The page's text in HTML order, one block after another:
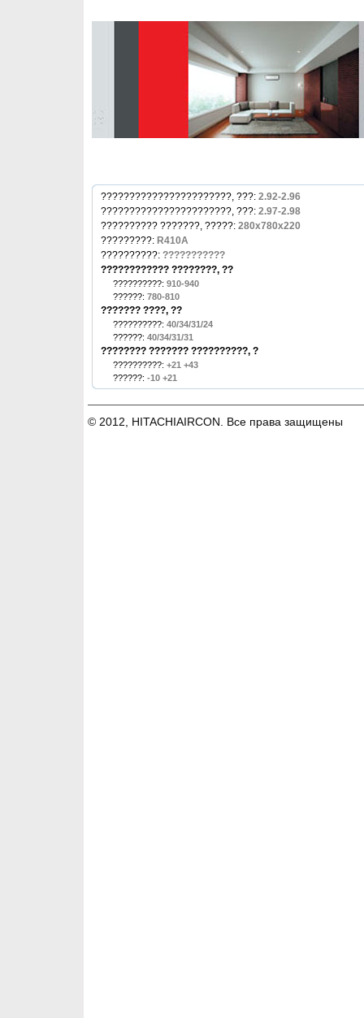
???????????????????????, ???: 2.92-2.96
???????????????????????, ???: 2.97-2.98
?????????? ???????, ?????: 280x780x220
?????????: R410A
??????????: ???????????
???????????? ????????, ??
??????????: 910-940
??????: 780-810
??????? ????, ??
??????????: 40/34/31/24
??????: 40/34/31/31
???????? ??????? ??????????, ?
??????????: +21 +43
??????: -10 +21
© 2012, HITACHIAIRCON. Все права защищены